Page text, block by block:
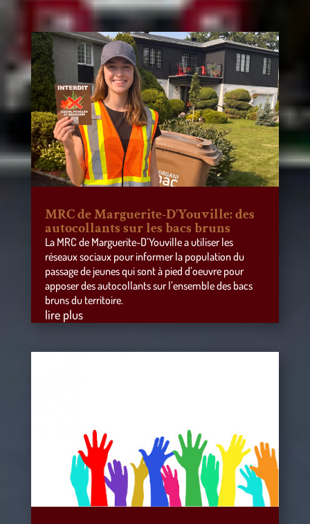
MRC de Marguerite-D’Youville: des
autocollants sur les bacs bruns
La MRC de Marguerite-D’Youville a utiliser les
réseaux sociaux pour informer la population du
passage de jeunes qui sont à pied d’oeuvre pour
apposer des autocollants sur l’ensemble des bacs
bruns du territoire.
lire plus